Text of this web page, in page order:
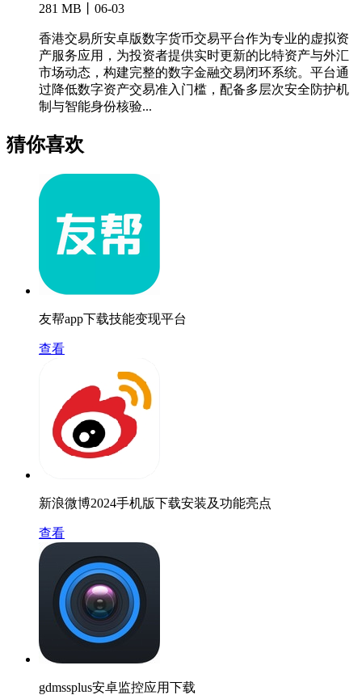
281 MB丨06-03
香港交易所安卓版数字货币交易平台作为专业的虚拟资
产服务应用，为投资者提供实时更新的比特资产与外汇
市场动态，构建完整的数字金融交易闭环系统。平台通
过降低数字资产交易准入门槛，配备多层次安全防护机
制与智能身份核验...
猜你喜欢
友帮app下载技能变现平台
查看
新浪微博2024手机版下载安装及功能亮点
查看
gdmssplus安卓监控应用下载